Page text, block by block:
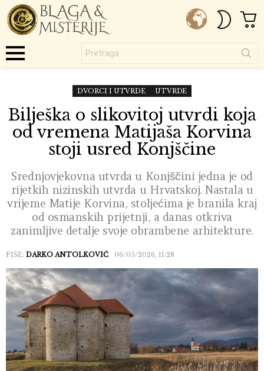
SKIN
DVORCI I UTVRDE UTVRDE
Bilješka o slikovitoj utvrdi koja
od vremena Matijaša Korvina
stoji usred Konjščine
Srednjovjekovna utvrda u Konjščini jedna je od
rijetkih nizinskih utvrda u Hrvatskoj. Nastala u
vrijeme Matije Korvina, stoljećima je branila kraj
od osmanskih prijetnji, a danas otkriva
zanimljive detalje svoje obrambene arhitekture.
PIŠE: DARKO ANTOLKOVIĆ 06/05/2026, 11:28